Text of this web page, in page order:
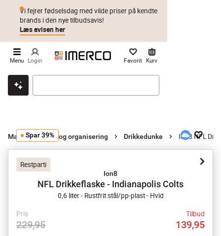
Klik & hent Byt i 1 år Prismatch
Vi fejrer fødselsdag med vilde priser på kendte
brands i den nye tilbudsavis!
Læs avisen her
Menu Login Favorit Kurv
Madopbevaring og organisering Drikkedunke Ion8 NFL
Restparti
Spar 39%
Ion8
NFL Drikkeflaske - Indianapolis Colts
0,6 liter - Rustfrit stål/pp-plast - Hvid
Pris
229,95
Tilbud
139,95